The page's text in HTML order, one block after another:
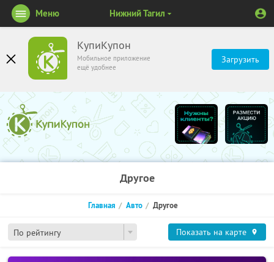
КупиКупон
Мобильное приложение
ещё удобнее
Загрузить
Меню Нижний Тагил
Другое
По рейтингу
Главная Авто Другое
Показать на карте